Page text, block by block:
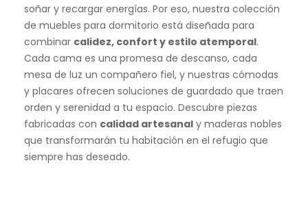
soñar y recargar energías. Por eso, nuestra colección
de muebles para dormitorio está diseñada para
combinar calidez, confort y estilo atemporal.
Cada cama es una promesa de descanso, cada
mesa de luz un compañero fiel, y nuestras cómodas
y placares ofrecen soluciones de guardado que traen
orden y serenidad a tu espacio. Descubre piezas
fabricadas con calidad artesanal y maderas nobles
que transformarán tu habitación en el refugio que
siempre has deseado.